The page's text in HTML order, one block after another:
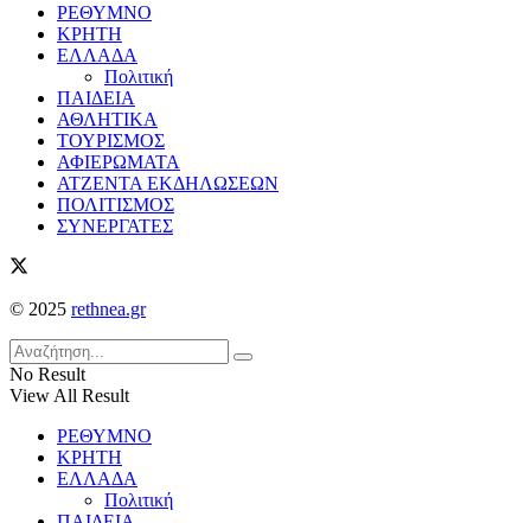
ΡΕΘΥΜΝΟ
ΚΡΗΤΗ
ΕΛΛΑΔΑ
Πολιτική
ΠΑΙΔΕΙΑ
ΑΘΛΗΤΙΚΑ
ΤΟΥΡΙΣΜΟΣ
ΑΦΙΕΡΩΜΑΤΑ
ΑΤΖΕΝΤΑ ΕΚΔΗΛΩΣΕΩΝ
ΠΟΛΙΤΙΣΜΟΣ
ΣΥΝΕΡΓΑΤΕΣ
© 2025 rethnea.gr
No Result
View All Result
ΡΕΘΥΜΝΟ
ΚΡΗΤΗ
ΕΛΛΑΔΑ
Πολιτική